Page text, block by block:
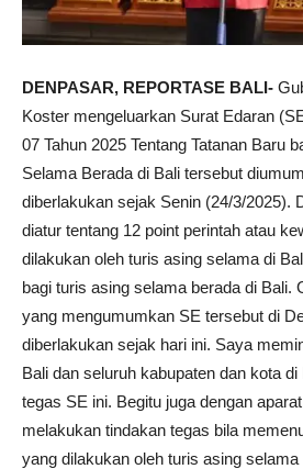
DENPASAR, REPORTASE BALI-
Koster mengeluarkan Surat Edaran
07 Tahun 2025 Tentang Tatanan Baru
Selama Berada di Bali tersebut
diberlakukan sejak Senin (24/3/2025).
diatur tentang 12 point perintah atau
dilakukan oleh turis asing selama di
bagi turis asing selama berada di Bali.
yang mengumumkan SE tersebut di
diberlakukan sejak hari ini. Saya
Bali dan seluruh kabupaten dan kota
tegas SE ini. Begitu juga dengan
melakukan tindakan tegas bila
yang dilakukan oleh turis asing selama